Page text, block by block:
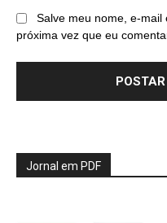
Salve meu nome, e-
próxima vez que eu
Jornal em PDF